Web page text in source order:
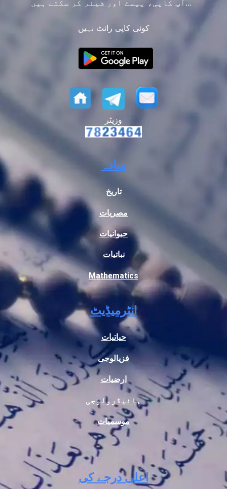
آپ کاپی، پیسٹ اور شیئر کر سکتے ہیں...
کوئی کاپی رائٹ نہیں
وزیٹر
سادہ
تاریخ
مصریات
حیوانیات
نباتیات
Mathematics
انٹرمیڈیٹ
حیاتیات
فزیالوجی
ارضیات
ہائیڈرولوجی
موسمیات
اعلی درجے کی